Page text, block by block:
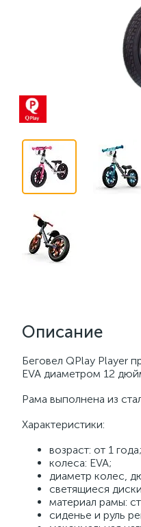
Описание
Беговел QPlay Player
EVA диаметром 12
Рама выполнена из
Характеристики:
возраст: от 1 года;
колеса: EVA;
диаметр колес,
светящиеся
материал рамы:
сиденье и руль